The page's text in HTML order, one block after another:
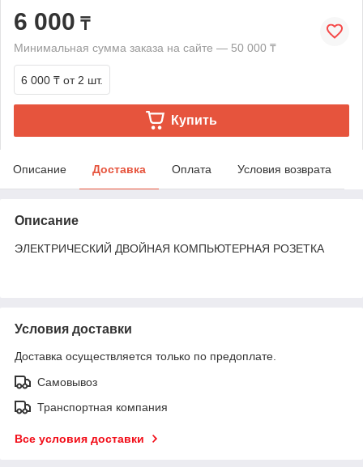
6 000 ₸
Минимальная сумма заказа на сайте — 50 000 ₸
6 000 ₸ от 2 шт.
Купить
Описание Доставка Оплата Условия возврата
Описание
ЭЛЕКТРИЧЕСКИЙ ДВОЙНАЯ КОМПЬЮТЕРНАЯ РОЗЕТКА
Условия доставки
Доставка осуществляется только по предоплате.
Самовывоз
Транспортная компания
Все условия доставки